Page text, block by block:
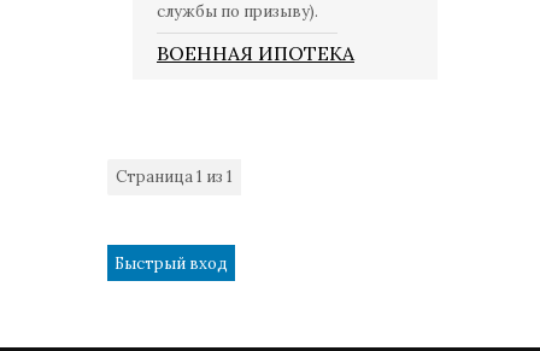
службы по призыву).
ВОЕННАЯ ИПОТЕКА
Страница1 из 1